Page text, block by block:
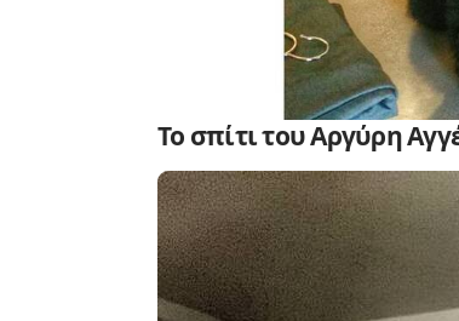
Το σπίτι του Αργύρη